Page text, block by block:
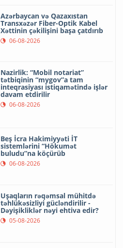
Azərbaycan və Qazaxıstan
Transxəzər Fiber-Optik Kabel
Xəttinin çəkilişini başa çatdırıb
06-08-2026
Nazirlik: “Mobil notariat”
tətbiqinin “mygov”a tam
inteqrasiyası istiqamətində işlər
davam etdirilir
06-08-2026
Beş İcra Hakimiyyəti İT
sistemlərini “Hökumət
buludu”na köçürüb
06-08-2026
Uşaqların rəqəmsal mühitdə
təhlükəsizliyi gücləndirilir -
Dəyişikliklər nəyi ehtiva edir?
05-08-2026